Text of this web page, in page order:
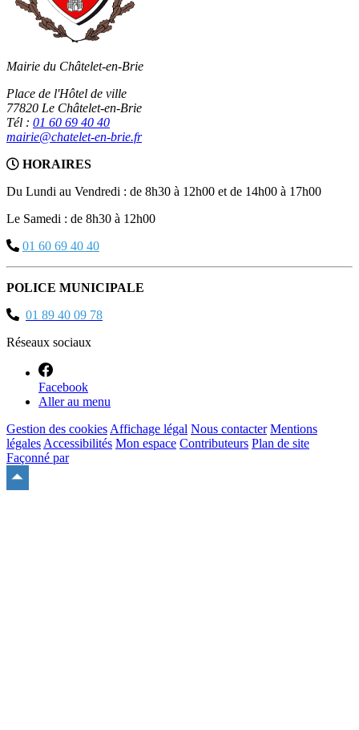
Mairie du Châtelet-en-Brie
Place de l'Hôtel de ville
77820 Le Châtelet-en-Brie
Tél : 01 60 69 40 40
mairie@chatelet-en-brie.fr
HORAIRES
Du Lundi au Vendredi : de 8h30 à 12h00 et de 14h00 à 17h00
Le Samedi : de 8h30 à 12h00
01 60 69 40 40
POLICE MUNICIPALE
01 89 40 09 78
Réseaux sociaux
Facebook
Aller au menu
Gestion des cookies Affichage légal Nous contacter Mentions
légales Accessibilités Mon espace Contributeurs Plan de site
Façonné par